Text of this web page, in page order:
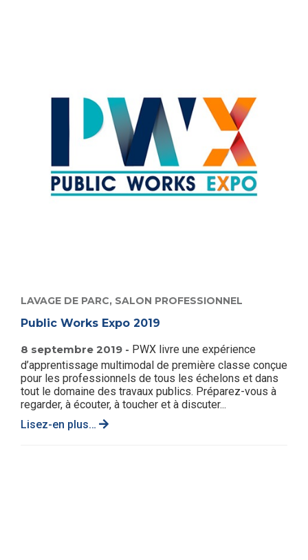
LAVAGE DE PARC, SALON PROFESSIONNEL
Public Works Expo 2019
8 septembre 2019 - PWX livre une expérience
d’apprentissage multimodal de première classe conçue
pour les professionnels de tous les échelons et dans
tout le domaine des travaux publics. Préparez-vous à
regarder, à écouter, à toucher et à discuter...
Lisez-en plus…